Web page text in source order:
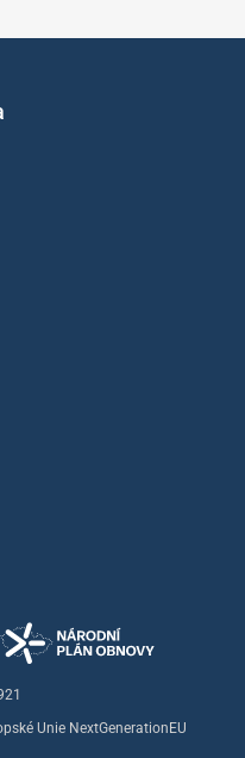
Unie NextGenerationEU